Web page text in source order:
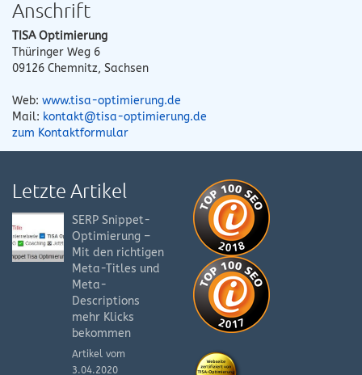
Anschrift
TISA Optimierung
Thüringer Weg 6
09126 Chemnitz, Sachsen
Web: www.tisa-optimierung.de
Mail: kontakt@tisa-optimierung.de
zum Kontaktformular
Letzte Artikel
SERP Snippet-
Optimierung –
Mit den richtigen
Meta-Titles und
Meta-
Descriptions
mehr Klicks
bekommen
Artikel vom
3.04.2020